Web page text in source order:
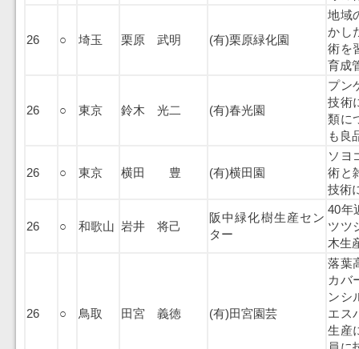
26 ○ 埼玉 栗原 武明 (有)栗原緑化園
地域
かし
術を
育成
26 ○ 東京 鈴木 光二 (有)春光園
プン
技術
類に
も良
26 ○ 東京 横田 豊 (有)横田園
ソヨ
術と
技術
26 ○ 和歌山 岩井 将己
阪中緑化樹生産セン
ター
40年
ツツ
木生
26 ○ 鳥取 田宮 義徳 (有)田宮園芸
落葉
カバ
ンシ
エス
生産